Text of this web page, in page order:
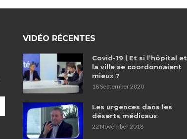
VIDÉO RÉCENTES
Covid-19 | Et si l’hôpital et
la ville se coordonnaient
mieux ?
18 September 2020
Les urgences dans les
déserts médicaux
22 November 2018